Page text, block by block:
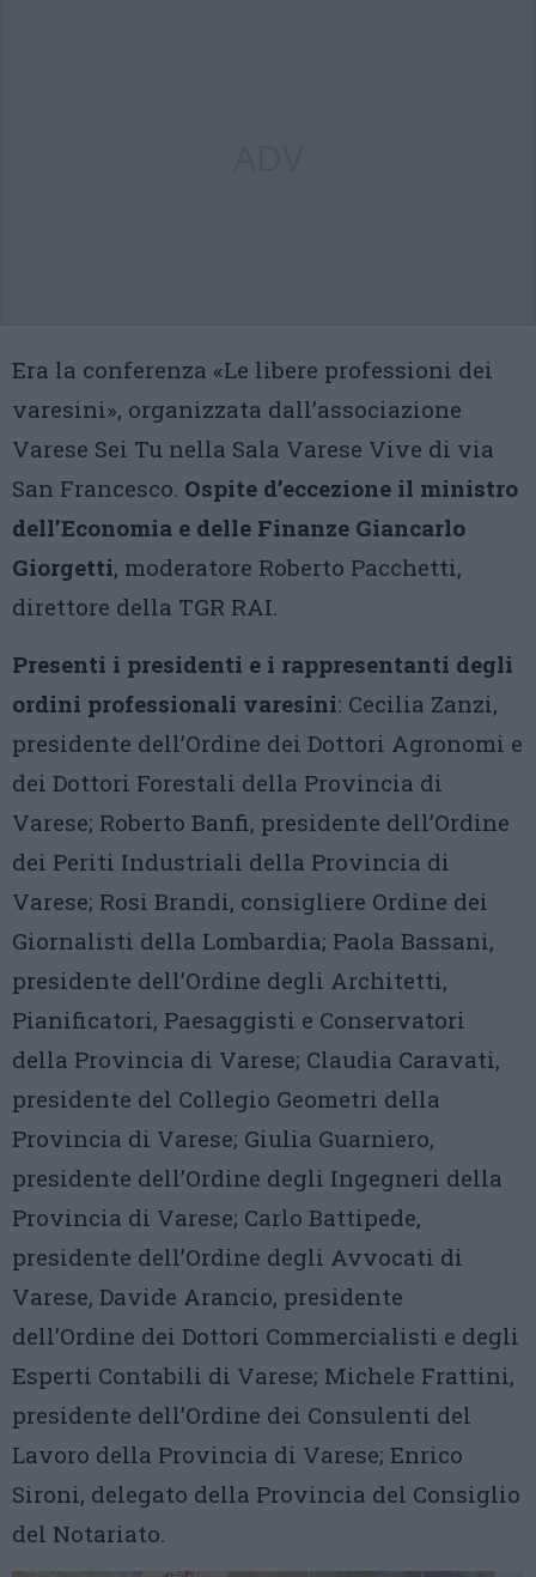
Era la conferenza «Le libere professioni dei
varesini», organizzata dall’associazione
Varese Sei Tu nella Sala Varese Vive di via
San Francesco. Ospite d’eccezione il ministro
dell’Economia e delle Finanze Giancarlo
Giorgetti, moderatore Roberto Pacchetti,
direttore della TGR RAI.
Presenti i presidenti e i rappresentanti degli
ordini professionali varesini: Cecilia Zanzi,
presidente dell’Ordine dei Dottori Agronomi e
dei Dottori Forestali della Provincia di
Varese; ​Roberto Banfi, presidente dell’Ordine
dei Periti Industriali della Provincia di
Varese; Rosi Brandi, consigliere Ordine dei
Giornalisti della Lombardia; ​Paola Bassani,
presidente dell’Ordine degli Architetti,
Pianificatori, Paesaggisti e Conservatori
della Provincia di Varese; Claudia Caravati,
presidente del Collegio Geometri della
Provincia di Varese; ​Giulia Guarniero,
presidente dell’Ordine degli Ingegneri della
Provincia di Varese; ​Carlo Battipede,
presidente dell’Ordine degli Avvocati di
Varese, ​Davide Arancio, presidente
dell’Ordine dei Dottori Commercialisti e degli
Esperti Contabili di Varese; Michele Frattini,
presidente dell’Ordine dei Consulenti del
Lavoro della Provincia di Varese; Enrico
Sironi, delegato della Provincia del Consiglio
del Notariato.